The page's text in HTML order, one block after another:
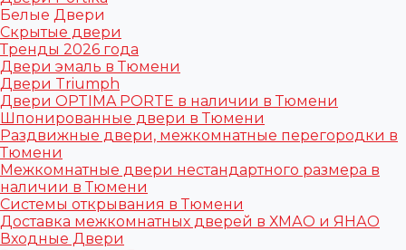
Белые Двери
Скрытые двери
Тренды 2026 года
Двери эмаль в Тюмени
Двери Triumph
Двери OPTIMA PORTE в наличии в Тюмени
Шпонированные двери в Тюмени
Раздвижные двери, межкомнатные перегородки в
Тюмени
Межкомнатные двери нестандартного размера в
наличии в Тюмени
Системы открывания в Тюмени
Доставка межкомнатных дверей в ХМАО и ЯНАО
Входные Двери